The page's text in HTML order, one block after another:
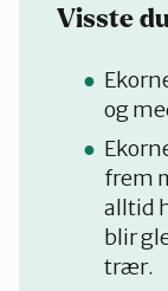
Visste
og
frem
alltid
blir
trær.